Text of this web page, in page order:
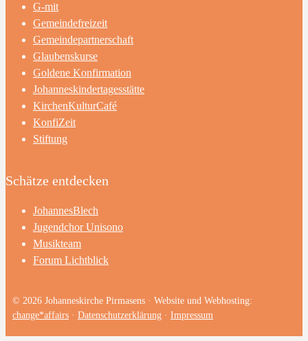
G-mit
Gemeindefreizeit
Gemeindepartnerschaft
Glaubenskurse
Goldene Konfirmation
Johanneskindertagesstätte
KirchenKulturCafé
KonfiZeit
Stiftung
Schätze entdecken
JohannesBlech
Jugendchor Unisono
Musikteam
Forum Lichtblick
© 2026 Johanneskirche Pirmasens · Website und Webhosting:
change*affairs · Datenschutzerklärung · Impressum